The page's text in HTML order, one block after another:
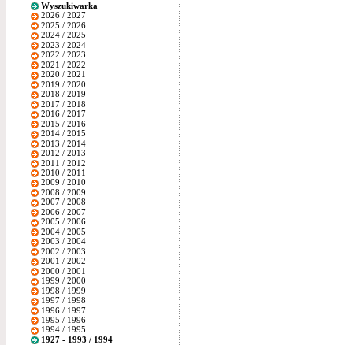
Wyszukiwarka
2026 / 2027
2025 / 2026
2024 / 2025
2023 / 2024
2022 / 2023
2021 / 2022
2020 / 2021
2019 / 2020
2018 / 2019
2017 / 2018
2016 / 2017
2015 / 2016
2014 / 2015
2013 / 2014
2012 / 2013
2011 / 2012
2010 / 2011
2009 / 2010
2008 / 2009
2007 / 2008
2006 / 2007
2005 / 2006
2004 / 2005
2003 / 2004
2002 / 2003
2001 / 2002
2000 / 2001
1999 / 2000
1998 / 1999
1997 / 1998
1996 / 1997
1995 / 1996
1994 / 1995
1927 - 1993 / 1994